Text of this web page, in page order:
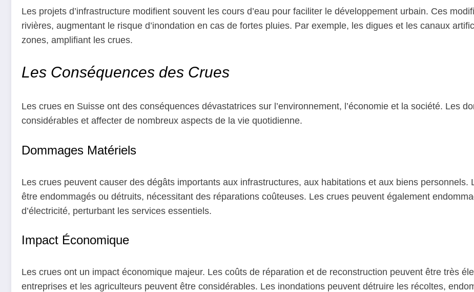
Les projets d’infrastructure modifient souvent les cours d’eau pour faciliter le développement urbain. Ces
rivières, augmentant le risque d’inondation en cas de fortes pluies. Par exemple, les digues et les canaux
zones, amplifiant les crues.
Les Conséquences des Crues
Les crues en Suisse ont des conséquences dévastatrices sur l’environnement, l’économie et la société. Les
considérables et affecter de nombreux aspects de la vie quotidienne.
Dommages Matériels
Les crues peuvent causer des dégâts importants aux infrastructures, aux habitations et aux biens
être endommagés ou détruits, nécessitant des réparations coûteuses. Les crues peuvent également
d’électricité, perturbant les services essentiels.
Impact Économique
Les crues ont un impact économique majeur. Les coûts de réparation et de reconstruction peuvent être très
entreprises et les agriculteurs peuvent être considérables. Les inondations peuvent détruire les récoltes,